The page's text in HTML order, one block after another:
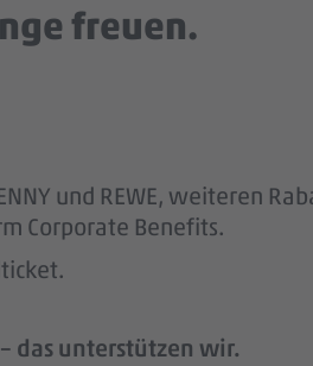
freuen.
und REWE, weiteren
Corporate Benefits.
das unterstützen wir.